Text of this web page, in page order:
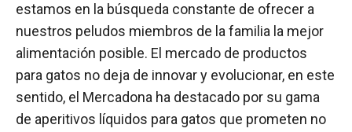
estamos en la búsqueda constante de ofrecer a
nuestros peludos miembros de la familia la mejor
alimentación posible. El mercado de productos
para gatos no deja de innovar y evolucionar, en este
sentido, el Mercadona ha destacado por su gama
de aperitivos líquidos para gatos que prometen no